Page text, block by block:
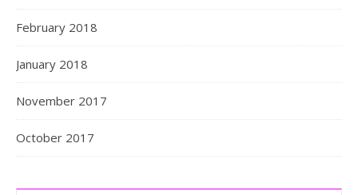
February 2018
January 2018
November 2017
October 2017